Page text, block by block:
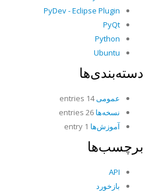
PyDev - Eclipse Plugin
PyQt
Python
Ubuntu
دسته‌بندی‌ها
عمومی14 entries
نسخه‌ها
آموزش‌ها
برچسب‌ها
API
بازخورد